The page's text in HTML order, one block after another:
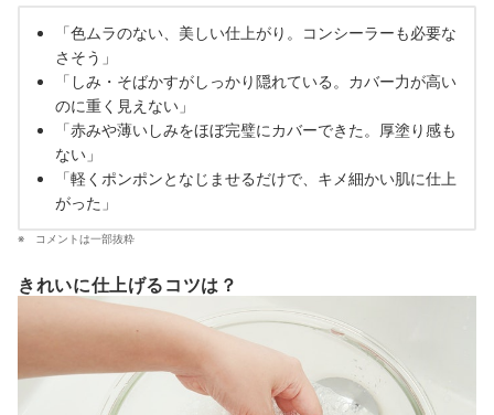
「色ムラのない、美しい仕上がり。コンシーラーも必要な
さそう」
「しみ・そばかすがしっかり隠れている。カバー力が高い
のに重く見えない」
「赤みや薄いしみをほぼ完璧にカバーできた。厚塗り感も
ない」
「軽くポンポンとなじませるだけで、キメ細かい肌に仕上
がった」
コメントは一部抜粋
きれいに仕上げるコツは？